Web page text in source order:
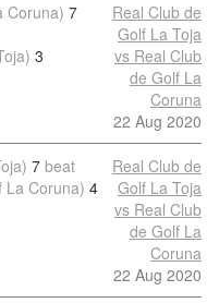
Coruna) 7
3
Real Club de
Golf La Toja
vs Real Club
de Golf La
Coruna
22 Aug 2020
7 beat
La Coruna) 4
Real Club de
Golf La Toja
vs Real Club
de Golf La
Coruna
22 Aug 2020